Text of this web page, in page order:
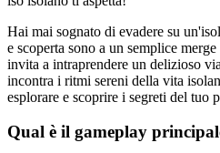
Hai mai sognato di evadere su
e scoperta sono a un semplice
invita a intraprendere un delizioso
incontra i ritmi sereni della vita
esplorare e scoprire i segreti del tuo
Qual è il gameplay